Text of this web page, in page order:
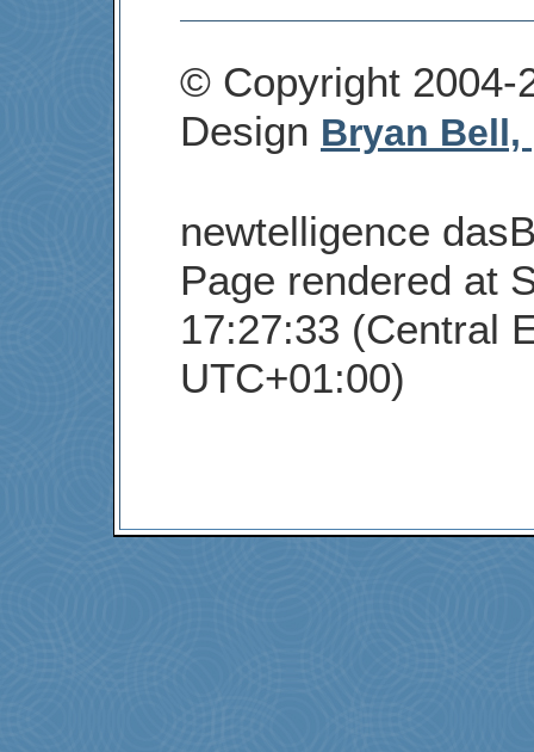
© Copyright 2004-
Design Bryan Bell,
newtelligence
Page rendered at
17:27:33 (Central
UTC+01:00)